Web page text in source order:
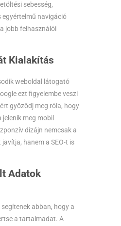
sebesség,
egyértelmű navigáció
jobb felhasználói
Kialakítás
weboldal látogató
ezt figyelembe veszi
győződj meg róla, hogy
jelenik meg mobil
dizájn nemcsak a
hanem a SEO-t is
Adatok
abban, hogy a
a tartalmadat. A